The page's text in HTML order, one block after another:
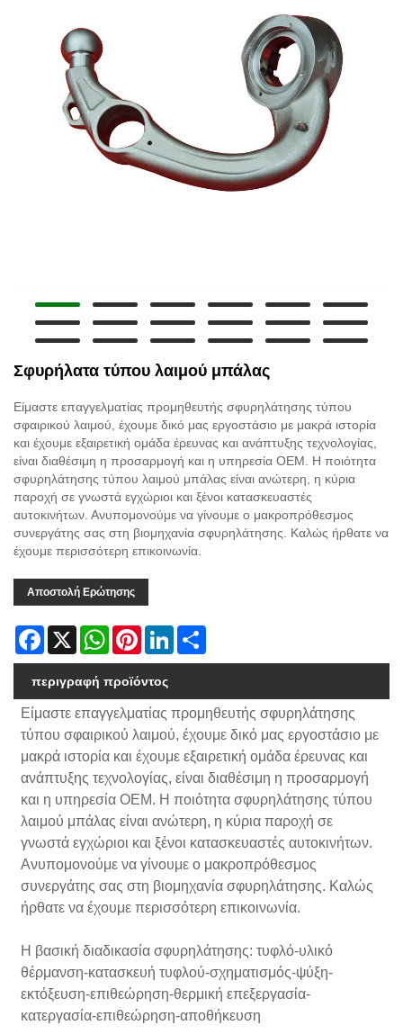
Σφυρήλατα τύπου λαιμού μπάλας
Είμαστε επαγγελματίας προμηθευτής σφυρηλάτησης τύπου
σφαιρικού λαιμού, έχουμε δικό μας εργοστάσιο με μακρά ιστορία
και έχουμε εξαιρετική ομάδα έρευνας και ανάπτυξης τεχνολογίας,
είναι διαθέσιμη η προσαρμογή και η υπηρεσία OEM. Η ποιότητα
σφυρηλάτησης τύπου λαιμού μπάλας είναι ανώτερη, η κύρια
παροχή σε γνωστά εγχώριοι και ξένοι κατασκευαστές
αυτοκινήτων. Ανυπομονούμε να γίνουμε ο μακροπρόθεσμος
συνεργάτης σας στη βιομηχανία σφυρηλάτησης. Καλώς ήρθατε να
έχουμε περισσότερη επικοινωνία.
Αποστολή Ερώτησης
Facebook
X WhatsAppPinterestLinkedIn
περιγραφή προϊόντος
Είμαστε επαγγελματίας προμηθευτής σφυρηλάτησης
τύπου σφαιρικού λαιμού, έχουμε δικό μας εργοστάσιο με
μακρά ιστορία και έχουμε εξαιρετική ομάδα έρευνας και
ανάπτυξης τεχνολογίας, είναι διαθέσιμη η προσαρμογή
και η υπηρεσία OEM. Η ποιότητα σφυρηλάτησης τύπου
λαιμού μπάλας είναι ανώτερη, η κύρια παροχή σε
γνωστά εγχώριοι και ξένοι κατασκευαστές αυτοκινήτων.
Ανυπομονούμε να γίνουμε ο μακροπρόθεσμος
συνεργάτης σας στη βιομηχανία σφυρηλάτησης. Καλώς
ήρθατε να έχουμε περισσότερη επικοινωνία.
Η βασική διαδικασία σφυρηλάτησης: τυφλό-υλικό
θέρμανση-κατασκευή τυφλού-σχηματισμός-ψύξη-
εκτόξευση-επιθεώρηση-θερμική επεξεργασία-
κατεργασία-επιθεώρηση-αποθήκευση